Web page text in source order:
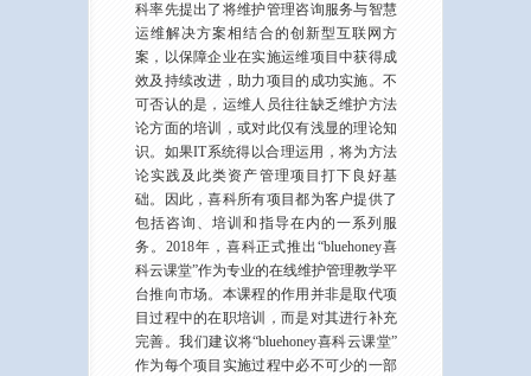
科率先提出了将维护管理咨询服务与智慧
运维解决方案相结合的创新型互联网方
案，以保障企业在实施运维项目中获得成
效及持续改进，助力项目的成功实施。不
可否认的是，运维人员往往缺乏维护方法
论方面的培训，或对此仅有浅显的理论知
识。如果IT系统得以合理运用，将为方法
论实践及此类资产管理项目打下良好基
础。因此，喜科所有项目都为客户提供了
包括咨询、培训和指导在内的一系列服
务。2018年，喜科正式推出“bluehoney喜
科云课堂”作为专业的在线维护管理教学平
台推向市场。本课程的作用并非是取代项
目过程中的在职培训，而是对其进行补充
完善。我们建议将“bluehoney喜科云课堂”
作为每个项目实施过程中必不可少的一部